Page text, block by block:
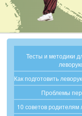
Тесты и методики
Как подготовить
Проблемы
10 советов родителям